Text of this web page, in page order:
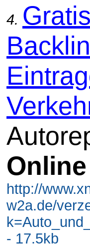
4.
Online
http://
w2a.de/
- 17.5kb